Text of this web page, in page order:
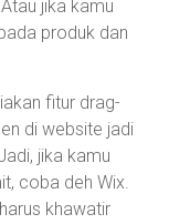
jika kamu
produk dan
fitur drag-
di website jadi
jika kamu
coba deh Wix.
khawatir